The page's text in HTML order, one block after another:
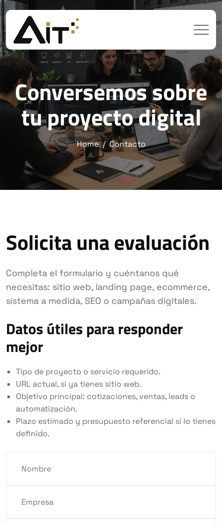
Conversemos sobre
tu proyecto digital
Home Contacto
Solicita una evaluación
Completa el formulario y cuéntanos qué
necesitas: sitio web, landing page, ecommerce,
sistema a medida, SEO o campañas digitales.
Datos útiles para responder
mejor
Tipo de proyecto o servicio requerido.
URL actual, si ya tienes sitio web.
Objetivo principal: cotizaciones, ventas, leads o
automatización.
Plazo estimado y presupuesto referencial si lo tienes
definido.